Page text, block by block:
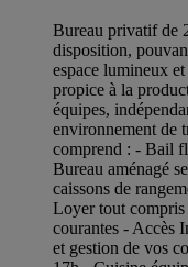
Bureau privatif de
disposition,
espace lumineux
propice à la
équipes,
environnement de
comprend : - Bail
Bureau aménagé
caissons de
Loyer tout compris
courantes - Accès
et gestion de vos